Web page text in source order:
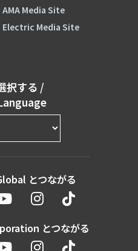
AMA Media Site
Electric Media Site
択する /
とつながる
とつながる